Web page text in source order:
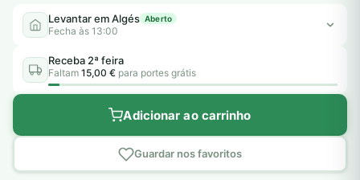
Levantar em Algés Aberto
Fecha às 13:00
Receba 2ª feira
Faltam 15,00 € para portes grátis
Adicionar ao carrinho
Guardar nos favoritos